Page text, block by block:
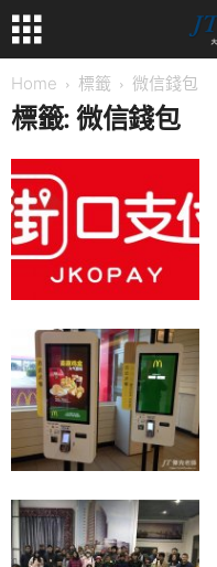
Home 標籤 微信錢包
標籤: 微信錢包